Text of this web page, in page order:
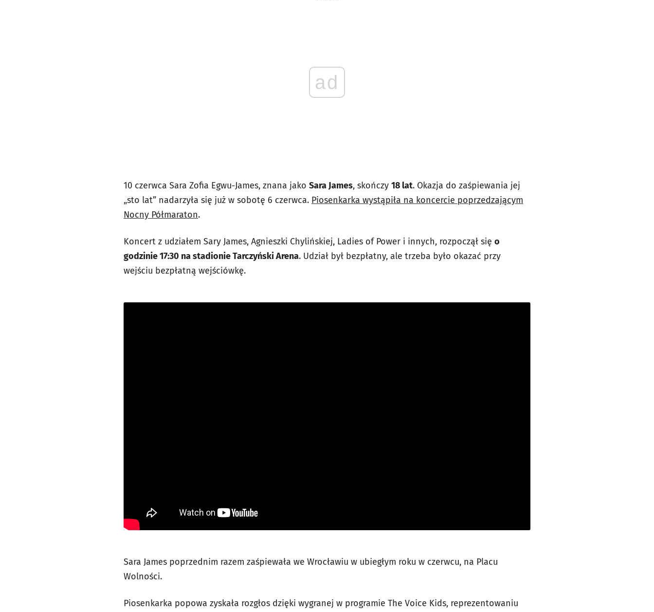
ad
10 czerwca Sara Zofia Egwu-James, znana jako Sara James, skończy 18 lat. Okazja do zaśpiewania jej
„sto lat” nadarzyła się już w sobotę 6 czerwca. Piosenkarka wystąpiła na koncercie poprzedzającym
Nocny Półmaraton.
Koncert z udziałem Sary James, Agnieszki Chylińskiej, Ladies of Power i innych, rozpoczął się o
godzinie 17:30 na stadionie Tarczyński Arena. Udział był bezpłatny, ale trzeba było okazać przy
wejściu bezpłatną wejściówkę.
Sara James poprzednim razem zaśpiewała we Wrocławiu w ubiegłym roku w czerwcu, na Placu
Wolności.
Piosenkarka popowa zyskała rozgłos dzięki wygranej w programie The Voice Kids, reprezentowaniu